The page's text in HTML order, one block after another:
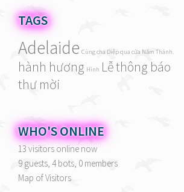
TAGS
Adelaide Cùng cha Diệp qua cửa Năm Thánh.
hành hương Hình Lễthông báo
thư mời
WHO'S ONLINE
13 visitors online now
9 guests, 4 bots, 0 members
Map of Visitors